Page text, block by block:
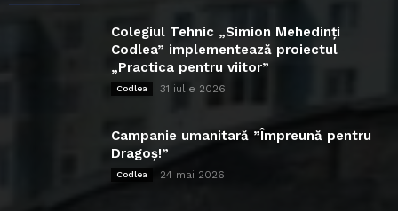
Colegiul Tehnic „Simion Mehedinți
Codlea” implementează proiectul
„Practica pentru viitor”
Codlea 31 iulie 2026
Campanie umanitară ”Împreună pentru
Dragoș!”
Codlea 24 mai 2026